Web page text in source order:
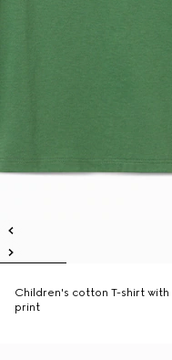
Children's cotton T-shirt with
print